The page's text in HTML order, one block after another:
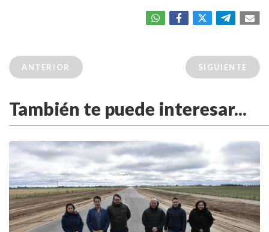
ANTERIOR SIGUIENTE
También te puede interesar...